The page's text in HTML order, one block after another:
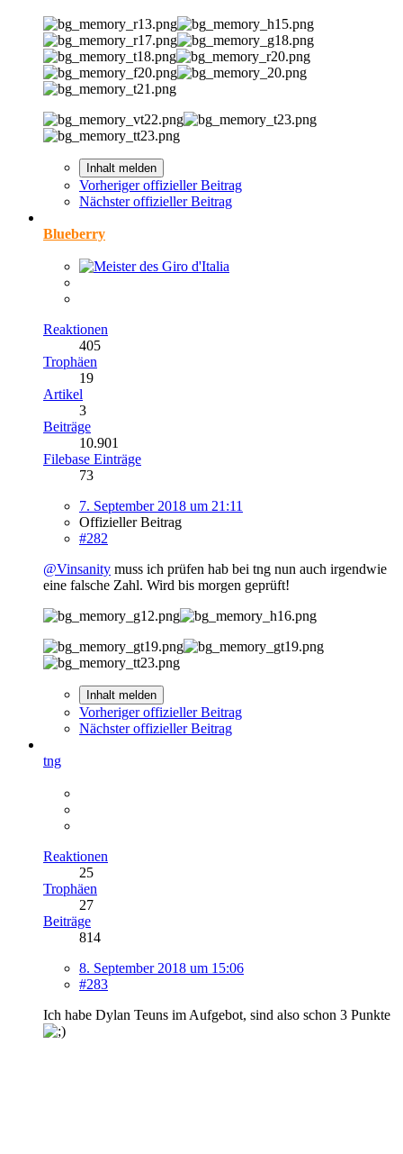
Inhalt melden
Vorheriger offizieller Beitrag
Nächster offizieller Beitrag
Blueberry
Reaktionen
405
Trophäen
19
Artikel
3
Beiträge
10.901
Filebase Einträge
73
7. September 2018 um 21:11
Offizieller Beitrag
#282
@Vinsanity muss ich prüfen hab bei tng nun auch irgendwie
eine falsche Zahl. Wird bis morgen geprüft!
Inhalt melden
Vorheriger offizieller Beitrag
Nächster offizieller Beitrag
tng
Reaktionen
25
Trophäen
27
Beiträge
814
8. September 2018 um 15:06
#283
Ich habe Dylan Teuns im Aufgebot, sind also schon 3 Punkte